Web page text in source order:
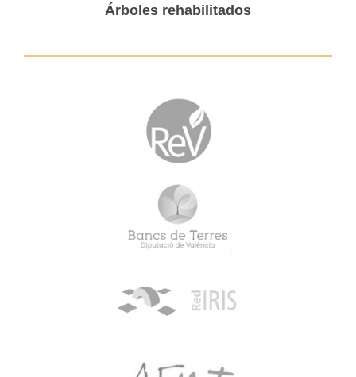
Árboles rehabilitados